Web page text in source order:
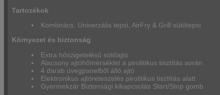
Tartozékok
Kombirács, Univerzális tepsi, AirFry & Grill sütőtepsi
Környezet és biztonság
Extra hőszigetelésű sütőajtó
Alacsony ajtóhőmérséklet a pirolitikus tisztítás során
4 darab üvegpanelből álló ajtó
Elektronikus ajtóreteszelés pirolitikus tisztítás alatt
Gyermekzár Biztonsági kikapcsolás Start/Stop gomb